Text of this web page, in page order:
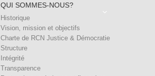
QUI SOMMES-NOUS?
Historique
Vision, mission et objectifs
Charte de RCN Justice & Démocratie
Structure
Intégrité
Transparence